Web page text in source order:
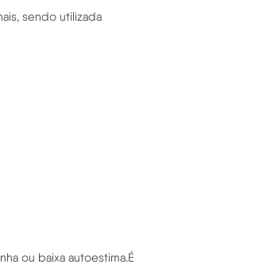
sendo utilizada
ou baixa autoestima.É